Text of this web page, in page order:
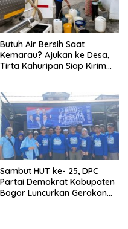
Butuh Air Bersih Saat
Kemarau? Ajukan ke Desa,
Tirta Kahuripan Siap Kirim
Sambut HUT ke- 25, DPC
Partai Demokrat Kabupaten
Bogor Luncurkan Gerakan